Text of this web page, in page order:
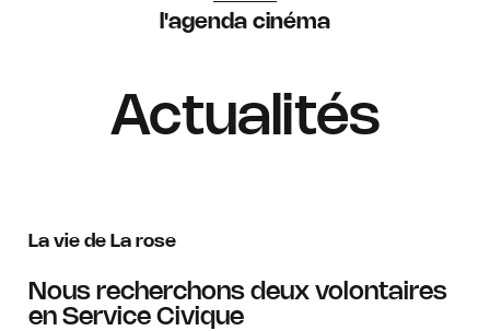
l'agenda cinéma
Actualités
La vie de La rose
Nous recherchons deux volontaires
en Service Civique